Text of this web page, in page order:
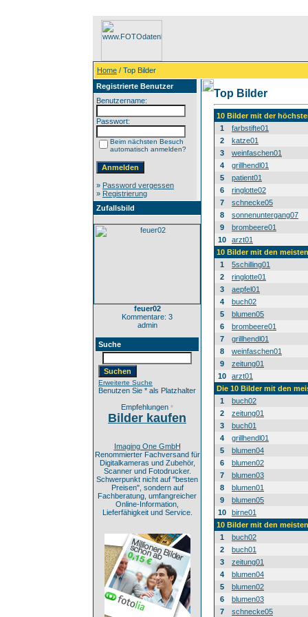
Home / Top Bilder
Registrierte Benutzer
Benutzername:
Passwort:
Beim nächsten Besuch
automatisch anmelden?
» Password vergessen
» Registrierung
Zufallsbild
feuer02
Kommentare: 3
admin
Suche
Erweiterte Suche
Benutzen Sie * als Platzhalter
Empfehlungen *
Bilder kaufen
Imaging One GmbH
Renommierter Fachversand für
Digitalkameras und Zubehör,
Scanner und Fotodrucker.
Schwerpunkt nicht auf "besten
Preisen", sondern auf
Fachberatung, umfangreicher
Online-Information,
Lieferfähigkeit und Service.
Top Bilder
10 Bilder mit der
1
farbstifte01
2
katze01
3
weinfaschen01
4
grillhendl01
5
patient01
6
ringlotte02
7
schnecke05
8
sonnenuntergang07
9
brombeere01
10
arzt01
10 Bilder mit den
1
5schilling01
2
ringlotte01
3
aepfel01
4
buch02
5
blumen05
6
brombeere01
7
grillhendl01
8
weinfaschen01
9
zeitung01
10
arzt01
Die 10 Bilder mit den
1
buch02
2
zeitung01
3
buch01
4
grillhendl01
5
blumen04
6
blumen02
7
blumen03
8
blumen01
9
blumen05
10
birne01
10 Bilder mit den
1
buch02
2
buch01
3
zeitung01
4
blumen04
5
blumen02
6
blumen03
7
schnecke05